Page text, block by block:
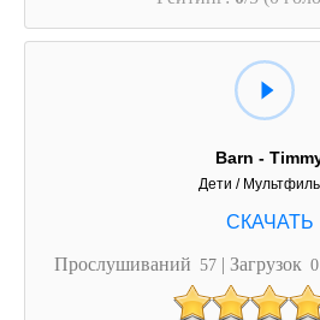
Barn -
Дети /
Прослушиваний 57 | Загрузок 0